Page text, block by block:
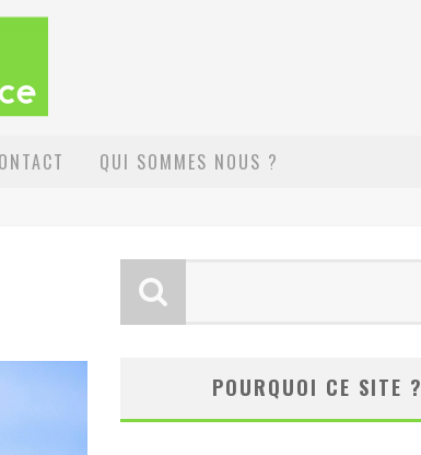
QUI SOMMES NOUS ?
POURQUOI CE SITE ?